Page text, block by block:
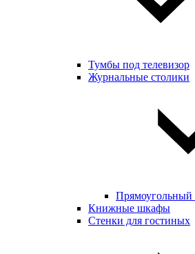
Тумбы под телевизор
Журнальные столики
Прямоугольный
Книжные шкафы
Стенки для гостиных